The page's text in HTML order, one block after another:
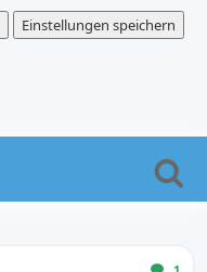
Einstellungen speichern